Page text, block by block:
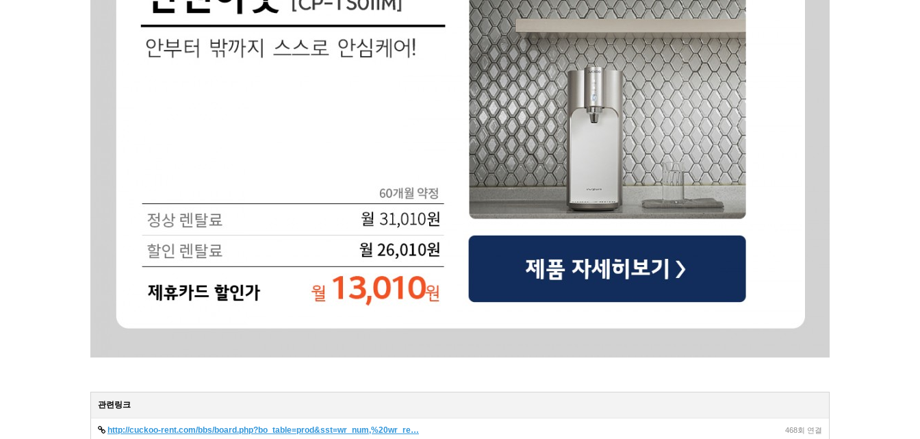
관련링크
http://cuckoo-rent.com/bbs/board.php?bo_table=prod&sst=wr_num,%20wr_re… 468회 연결